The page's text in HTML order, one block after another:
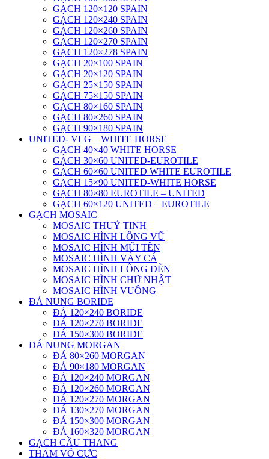
GẠCH 120×120 SPAIN
GẠCH 120×240 SPAIN
GẠCH 120×260 SPAIN
GẠCH 120×270 SPAIN
GẠCH 120×278 SPAIN
GẠCH 20×100 SPAIN
GẠCH 20×120 SPAIN
GẠCH 25×150 SPAIN
GẠCH 75×150 SPAIN
GẠCH 80×160 SPAIN
GẠCH 80×260 SPAIN
GẠCH 90×180 SPAIN
UNITED- VLG – WHITE HORSE
GẠCH 40×40 WHITE HORSE
GẠCH 30×60 UNITED-EUROTILE
GẠCH 60×60 UNITED WHITE EUROTILE
GẠCH 15×90 UNITED-WHITE HORSE
GẠCH 80×80 EUROTILE – UNITED
GẠCH 60×120 UNITED – EUROTILE
GẠCH MOSAIC
MOSAIC THUỶ TINH
MOSAIC HÌNH LÔNG VŨ
MOSAIC HÌNH MŨI TÊN
MOSAIC HÌNH VẢY CÁ
MOSAIC HÌNH LỒNG ĐÈN
MOSAIC HÌNH CHỮ NHẬT
MOSAIC HÌNH VUÔNG
ĐÁ NUNG BORIDE
ĐÁ 120×240 BORIDE
ĐÁ 120×270 BORIDE
ĐÁ 150×300 BORIDE
ĐÁ NUNG MORGAN
ĐÁ 80×260 MORGAN
ĐÁ 90×180 MORGAN
ĐÁ 120×240 MORGAN
ĐÁ 120×260 MORGAN
ĐÁ 120×270 MORGAN
ĐÁ 130×270 MORGAN
ĐÁ 150×300 MORGAN
ĐÁ 160×320 MORGAN
GẠCH CẦU THANG
THẢM VÔ CỰC